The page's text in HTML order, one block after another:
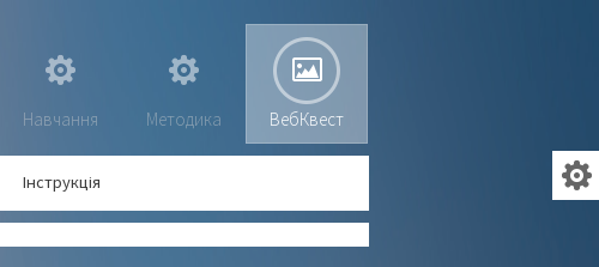
Навчання Методика ВебКвест
Інструкція